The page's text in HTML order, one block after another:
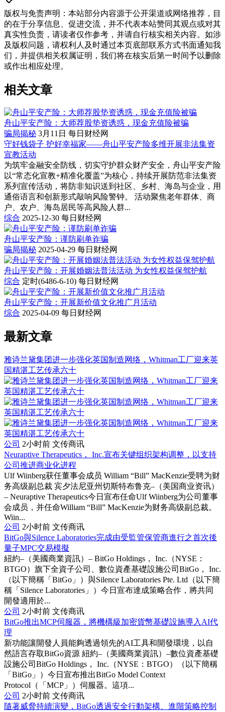
版权与免责声明 ： 本站部分内容源于公开渠道或网络推荐，目
的在于分享信息、促进交流，并不代表本站赞同其观点或对其
真实性负责，请读者仅作参考，并请自行核实相关内容。如涉
及版权问题，请权利人及时通过本页底部联系方式书面通知我
们，并提供相关权属证明，我们将在核实后第一时间予以删除
或作出相应处理。
相关文章
舟山平安产险：大师荐股垫资诱惑，现金充值险被骗
骗局揭秘 3月11日 每日财经网
守好钱袋子 护好幸福家——舟山平安产险多维开展非法集资
宣教活动
为筑牢金融安全防线，切实守护群众财产安全，舟山平安产险
以“常态化宣教+精准化覆盖”为核心，持续开展防范非法集资
系列宣传活动，将防非知识送到社区、乡村、海岛与企业，用
通俗语言和创新形式敲响风险警钟。 活动聚焦老年群体、商
户、农户、海岛居民等高风险人群...
综合 2025-12-30 每日财经网
舟山平安产险：谨防刷单诈骗
骗局揭秘 2025-04-29 每日财经网
舟山平安产险：开展婚姻法普法活动 为女性权益保驾护航
综合 定时(6486-6-10) 每日财经网
舟山平安产险：开展新价值文化推广月活动
综合 2025-04-09 每日财经网
最新文章
雅诗兰黛集团进一步强化英国制造网络，Whitman工厂迎来英
国精湛工艺传承六十
公司 2小时前 文传商讯
Neuraptive Therapeutics， Inc.宣布关键组织架构调整，以支持
公司推进商业化进程
Ulf Wiinberg获任董事会成员 William “Bill” MacKenzie受聘为财
务高级副总裁 宾夕法尼亚州切斯特布鲁克–（美国商业资讯）
– Neuraptive Therapeutics今日宣布任命Ulf Wiinberg为公司董事
会成员，并任命William “Bill” MacKenzie为财务高级副总裁。
Wiin...
公司 2小时前 文传商讯
BitGo與Silence Laboratories完成由受監管保管商進行之首次後
量子MPC交易模擬
紐約–（美國商業資訊）– BitGo Holdings， Inc.（NYSE：
BTGO）旗下全資子公司、數位資產基礎設施公司BitGo， Inc.
（以下簡稱「BitGo」）與Silence Laboratories Pte. Ltd（以下簡
稱「Silence Laboratories」）今日宣布達成策略合作，將共同
開發適用於...
公司 2小时前 文传商讯
BitGo推出MCP伺服器，將機構級加密貨幣基礎設施導入AI代
理
新功能讓開發人員能夠透過領先的AI工具和開發環境，以自
然語言存取BitGo資源 紐約–（美國商業資訊）–數位資產基礎
設施公司BitGo Holdings， Inc.（NYSE：BTGO）（以下簡稱
「BitGo」）今日宣布推出BitGo Model Context
Protocol（「MCP」）伺服器。這項...
公司 2小时前 文传商讯
隨著威脅持續演變，BitGo透過安全行動架構、進階策略控制